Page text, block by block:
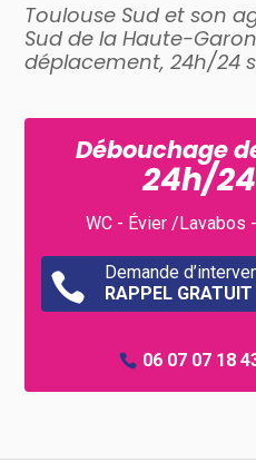
Toulouse Sud et son
Sud de la Haute-
déplacement, 24h/24
Débouchage
24h/
WC - Évier /Lavabos

Demande
RAPPEL
06 07 07 18